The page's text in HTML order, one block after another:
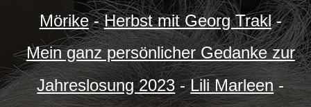
Mörike-Herbst mit Georg Trakl-
Mein ganz persönlicher Gedanke zur
Jahreslosung 2023-Lili Marleen-